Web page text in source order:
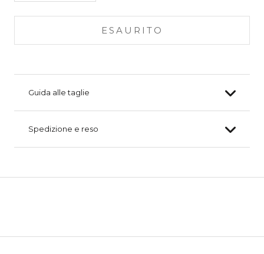
ESAURITO
Guida alle taglie
Spedizione e reso